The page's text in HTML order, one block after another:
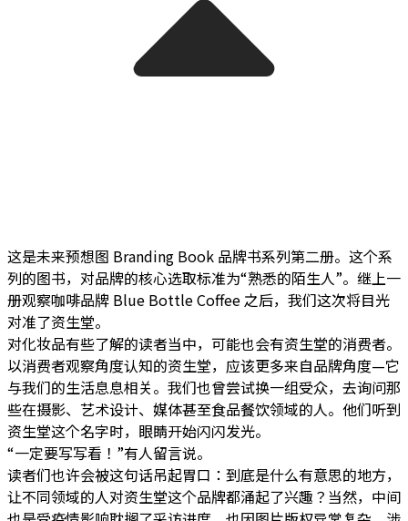
这是未来预想图 Branding Book 品牌书系列第二册。这个系
列的图书，对品牌的核心选取标准为“熟悉的陌生人”。继上一
册观察咖啡品牌 Blue Bottle Coffee 之后，我们这次将目光
对准了资生堂。
对化妆品有些了解的读者当中，可能也会有资生堂的消费者。
以消费者观察角度认知的资生堂，应该更多来自品牌角度—它
与我们的生活息息相关。我们也曾尝试换一组受众，去询问那
些在摄影、艺术设计、媒体甚至食品餐饮领域的人。他们听到
资生堂这个名字时，眼睛开始闪闪发光。
“一定要写写看！”有人留言说。
读者们也许会被这句话吊起胃口：到底是什么有意思的地方，
让不同领域的人对资生堂这个品牌都涌起了兴趣？当然，中间